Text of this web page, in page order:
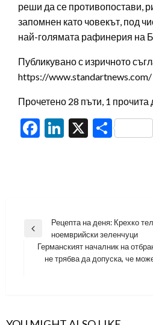
реши да се противопостави,
запомнен като човекът, под
най-голямата рафинерия на
Публикувано с изричното
https://www.standartnews.com/
Прочетено 28 пъти, 1 прочита
Facebook
LinkedIn
X Share
Навигация
Previous
Post
Рецепта на деня: Крехко
ноемврийски зеленчуци
Next
Германският началник на
не трябва да допуска, че